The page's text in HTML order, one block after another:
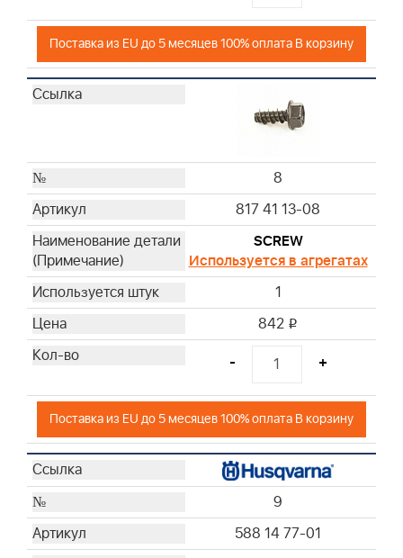
Поставка из EU до 5 месяцев 100% оплата В корзину
8
817 41 13-08
SCREW
Используется в агрегатах
1
842 i
- +
Поставка из EU до 5 месяцев 100% оплата В корзину
9
588 14 77-01